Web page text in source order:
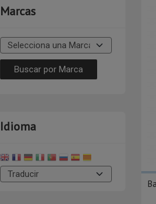
Marcas
Idioma